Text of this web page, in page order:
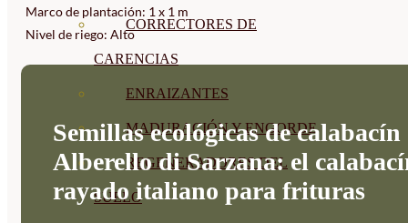
CORRECTORES DE
CARENCIAS
ENRAIZANTES
MADURACIÓN Y ENGORDE
REGENERADORES DEL
SUELO
Marco de plantación: 1 x 1 m
Nivel de riego: Alto
Semillas ecológicas de calabacín
Alberello di Sarzana: el
rayado italiano para frituras